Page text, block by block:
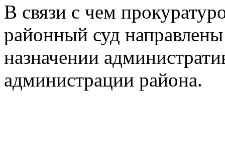
В связи с чем
районный суд
назначении
администрации района.